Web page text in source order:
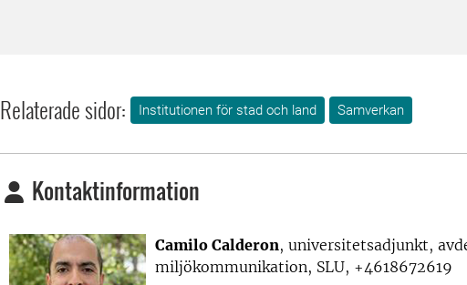
Relaterade sidor: Institutionen för stad och land Samverkan
Kontaktinformation
Camilo Calderon, universitetsadjunkt,
miljökommunikation, SLU, +4618672619